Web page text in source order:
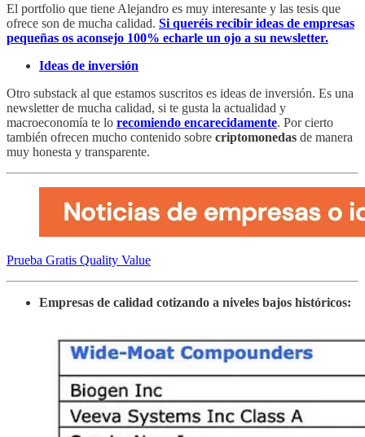
El portfolio que tiene Alejandro es muy interesante y las tesis que
ofrece son de mucha calidad. Si queréis recibir ideas de empresas
pequeñas os aconsejo 100% echarle un ojo a su newsletter.
Ideas de inversión
Otro substack al que estamos suscritos es ideas de inversión. Es una
newsletter de mucha calidad, si te gusta la actualidad y
macroeconomía te lo recomiendo encarecidamente. Por cierto
también ofrecen mucho contenido sobre criptomonedas de manera
muy honesta y transparente.
Prueba Gratis Quality Value
Empresas de calidad cotizando a niveles bajos históricos: